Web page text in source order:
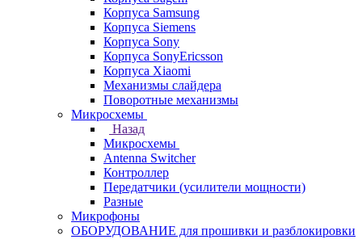
Корпуса Samsung
Корпуса Siemens
Корпуса Sony
Корпуса SonyEricsson
Корпуса Xiaomi
Механизмы слайдера
Поворотные механизмы
Микросхемы
Назад
Микросхемы
Antenna Switcher
Контроллер
Передатчики (усилители мощности)
Разные
Микрофоны
ОБОРУДОВАНИЕ для прошивки и разблокировки